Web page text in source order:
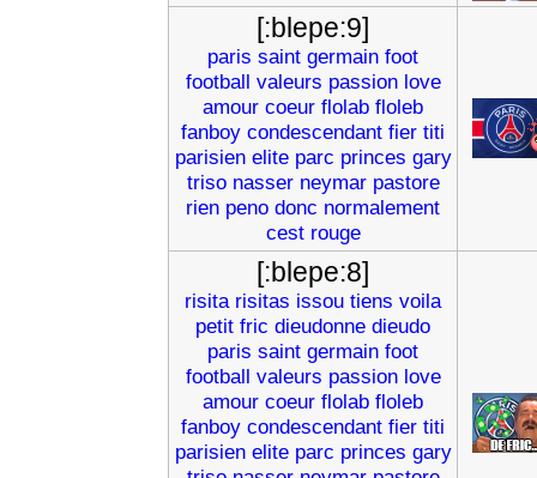
[:blepe:9]
paris saint germain foot
football valeurs passion love
amour coeur flolab floleb
fanboy condescendant fier titi
parisien elite parc princes gary
triso nasser neymar pastore
rien peno donc normalement
cest rouge
[:blepe:8]
risita risitas issou tiens voila
petit fric dieudonne dieudo
paris saint germain foot
football valeurs passion love
amour coeur flolab floleb
fanboy condescendant fier titi
parisien elite parc princes gary